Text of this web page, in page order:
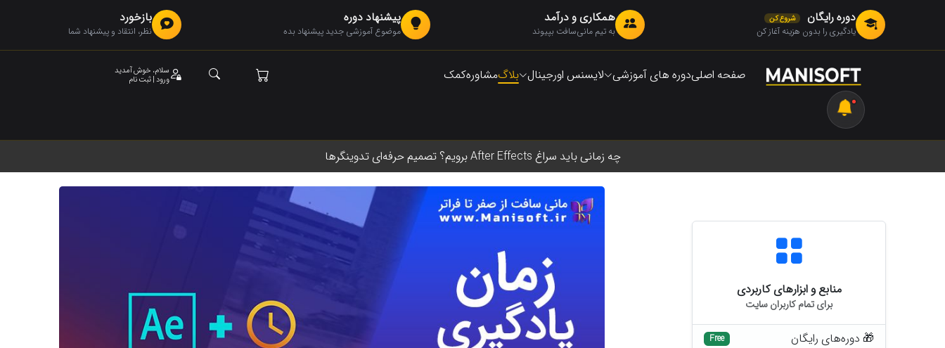
دوره رایگان شروع کن
یادگیری را بدون هزینه آغاز کن
همکاری و درآمد
به تیم مانی‌سافت بپیوند
پیشنهاد دوره
موضوع آموزشی جدید پیشنهاد بده
بازخورد
نظر، انتقاد و پیشنهاد شما
صفحه اصلیدوره های آموزشی لایسنس اورجینال بلاگمشاورهکمک سلام، خوش آمدید
ورود | ثبت نام
چه زمانی باید سراغ After Effects برویم؟ تصمیم حرفه‌ای تدوینگرها
منابع و ابزارهای کاربردی
برای تمام کاربران سایت
🎁 دوره‌های رایگان Free